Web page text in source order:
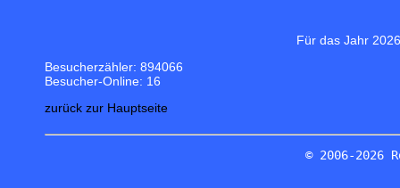
Für das Jahr
Besucherzähler: 894066
Besucher-Online: 16
zurück zur Hauptseite
© 2006-2026